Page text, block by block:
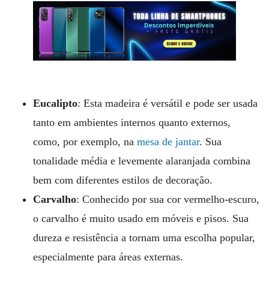
Eucalipto: Esta madeira é versátil e pode ser usada
tanto em ambientes internos quanto externos,
como, por exemplo, na mesa de jantar. Sua
tonalidade média e levemente alaranjada combina
bem com diferentes estilos de decoração.
Carvalho: Conhecido por sua cor vermelho-escuro,
o carvalho é muito usado em móveis e pisos. Sua
dureza e resistência a tornam uma escolha popular,
especialmente para áreas externas.